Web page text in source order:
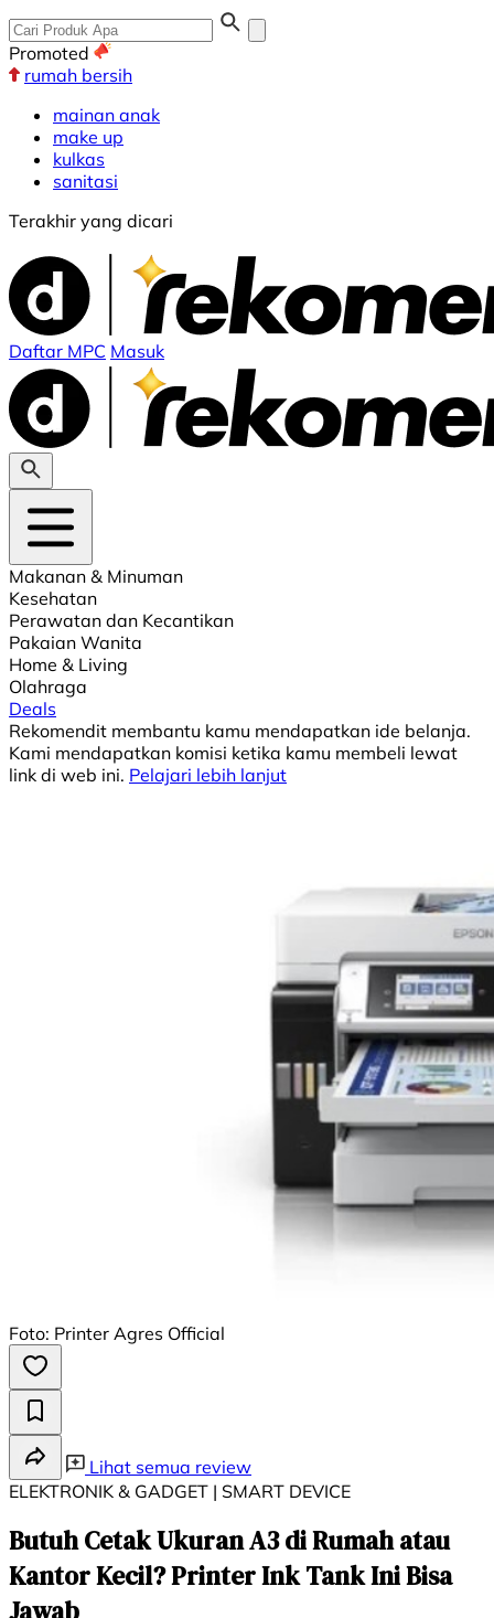
Promoted
rumah bersih
mainan anak
make up
kulkas
sanitasi
Terakhir yang dicari
Daftar MPC Masuk
Makanan & Minuman
Kesehatan
Perawatan dan Kecantikan
Pakaian Wanita
Home & Living
Olahraga
Deals
Rekomendit membantu kamu mendapatkan ide belanja.
Kami mendapatkan komisi ketika kamu membeli lewat
link di web ini. Pelajari lebih lanjut
Foto: Printer Agres Official
Lihat semua review
ELEKTRONIK & GADGET | SMART DEVICE
Butuh Cetak Ukuran A3 di Rumah atau
Kantor Kecil? Printer Ink Tank Ini Bisa